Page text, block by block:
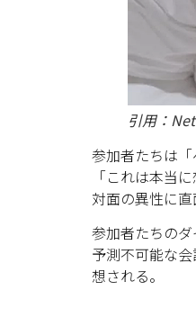
引用：
参加者たちは
「これは本当
対面の異性に
参加者たちの
予測不可能な
想される。